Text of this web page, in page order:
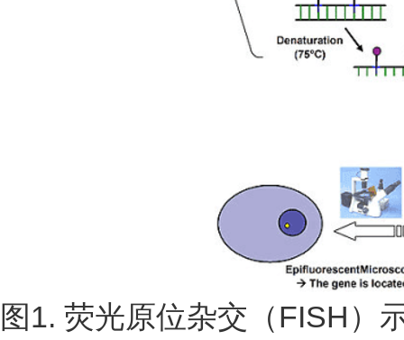
图1. 荧光原位杂交（FISH）